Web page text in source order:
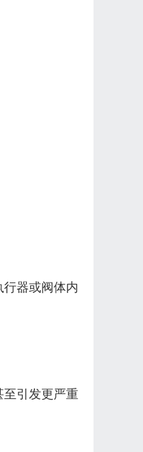
器或阀体内
引发更严重